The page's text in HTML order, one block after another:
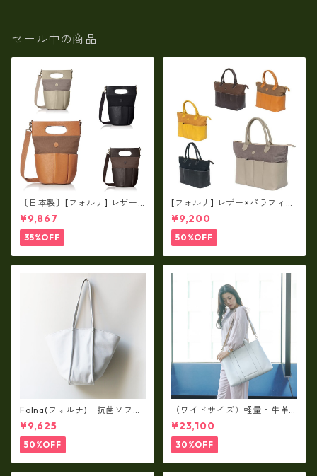
セール中の商品
〔日本製〕[フォルナ] レザー×
パラフィン筒型2way シュリン
クレザー×79Aパラフィン fo
-259630
¥9,867
35%OFF
[フォルナ] レザー×パラフィン
筒型2way シュリンクレザー×
79Aパラフィン トートL fo-2
59632
¥9,200
50%OFF
Folna(フォルナ) 抗菌ソフト
スムースレザー トートバッグ
¥9,625
50%OFF
（ワイドサイズ）軽量・牛革
製品・2WAYヌメ革トートバッ
グ（A3サイズ/日本製）(高収
納）ir-02G
¥23,100
30%OFF